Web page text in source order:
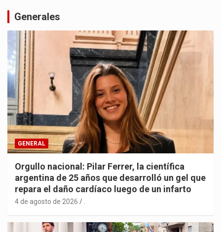
Generales
GENERAL
Orgullo nacional: Pilar Ferrer, la científica
argentina de 25 años que desarrolló un gel que
repara el daño cardíaco luego de un infarto
4 de agosto de 2026 .